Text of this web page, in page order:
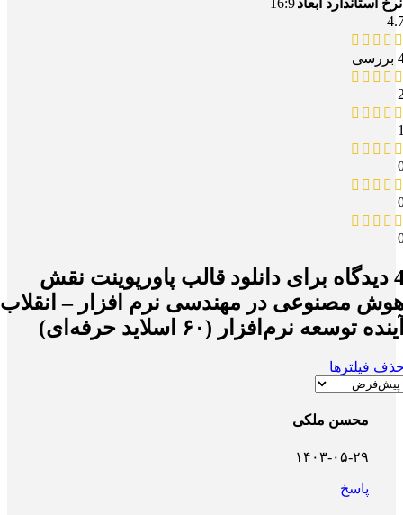
نرخ استاندارد ابعاد
برای
دانلود قالب پاورپوینت نقش
مصنوعی در مهندسی نرم افزار – انقلاب
توسعه نرم‌افزار (۶۰ اسلاید حرفه‌ای)
فیلترها
محسن ملکی
۱۴۰۳-۰۵-۲۹
پاسخ